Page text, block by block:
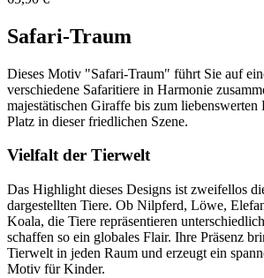
Safari-Traum
Dieses Motiv "Safari-Traum" führt Sie auf
verschiedene Safaritiere in Harmonie
majestätischen Giraffe bis zum liebenswerten
Platz in dieser friedlichen Szene.
Vielfalt der Tierwelt
Das Highlight dieses Designs ist zweifellos
dargestellten Tiere. Ob Nilpferd, Löwe,
Koala, die Tiere repräsentieren
schaffen so ein globales Flair. Ihre Präsenz
Tierwelt in jeden Raum und erzeugt ein
Motiv für Kinder.